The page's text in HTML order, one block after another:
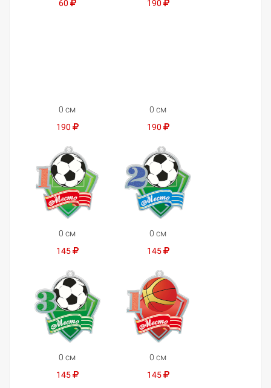
60 190
0 см
190
0 см
190
0 см
145
0 см
145
0 см
145
0 см
145